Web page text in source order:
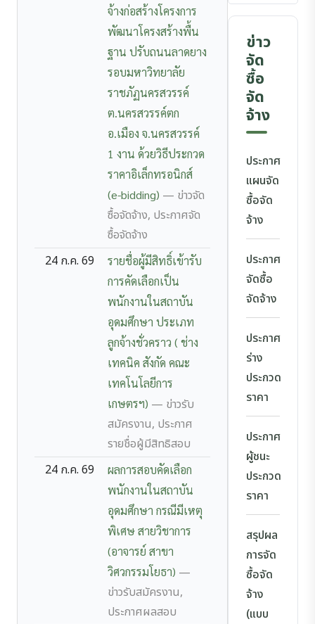
จ้างก่อสร้างโครงการ
พัฒนาโครงสร้างพื้น
ฐาน ปรับถนนลาดยาง
รอบมหาวิทยาลัย
ราชภัฏนครสวรรค์
ต.นครสวรรค์ตก
อ.เมือง จ.นครสวรรค์
1 งาน ด้วยวิธีประกวด
ราคาอิเล็กทรอนิกส์
(e-bidding) — ข่าวจัด
ซื้อจัดจ้าง, ประกาศจัด
ซื้อจัดจ้าง
24 ก.ค. 69
รายชื่อผู้มีสิทธิ์เข้ารับ
การคัดเลือกเป็น
พนักงานในสถาบัน
อุดมศึกษา ประเภท
ลูกจ้างชั่วคราว ( ช่าง
เทคนิค สังกัด คณะ
เทคโนโลยีการ
เกษตรฯ) — ข่าวรับ
สมัครงาน, ประกาศ
รายชื่อผู้มีสิทธิสอบ
24 ก.ค. 69
ผลการสอบคัดเลือก
พนักงานในสถาบัน
อุดมศึกษา กรณีมีเหตุ
พิเศษ สายวิชาการ
(อาจารย์ สาขา
วิศวกรรมโยธา) —
ข่าวรับสมัครงาน,
ประกาศผลสอบ
ข่าว
จัด
ซื้อ
จัด
จ้าง
ประกาศ
แผนจัด
ซื้อจัด
จ้าง
ประกาศ
จัดซื้อ
จัดจ้าง
ประกาศ
ร่าง
ประกวด
ราคา
ประกาศ
ผู้ชนะ
ประกวด
ราคา
สรุปผล
การจัด
ซื้อจัด
จ้าง
(แบบ